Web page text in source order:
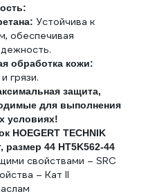
Устойчива к
обеспечивая
обработка кожи:
грязи.
защита,
для выполнения
условиях!
HOEGERT TECHNIK
размер 44 HT5K562-44
свойствами – SRC
– Кат II